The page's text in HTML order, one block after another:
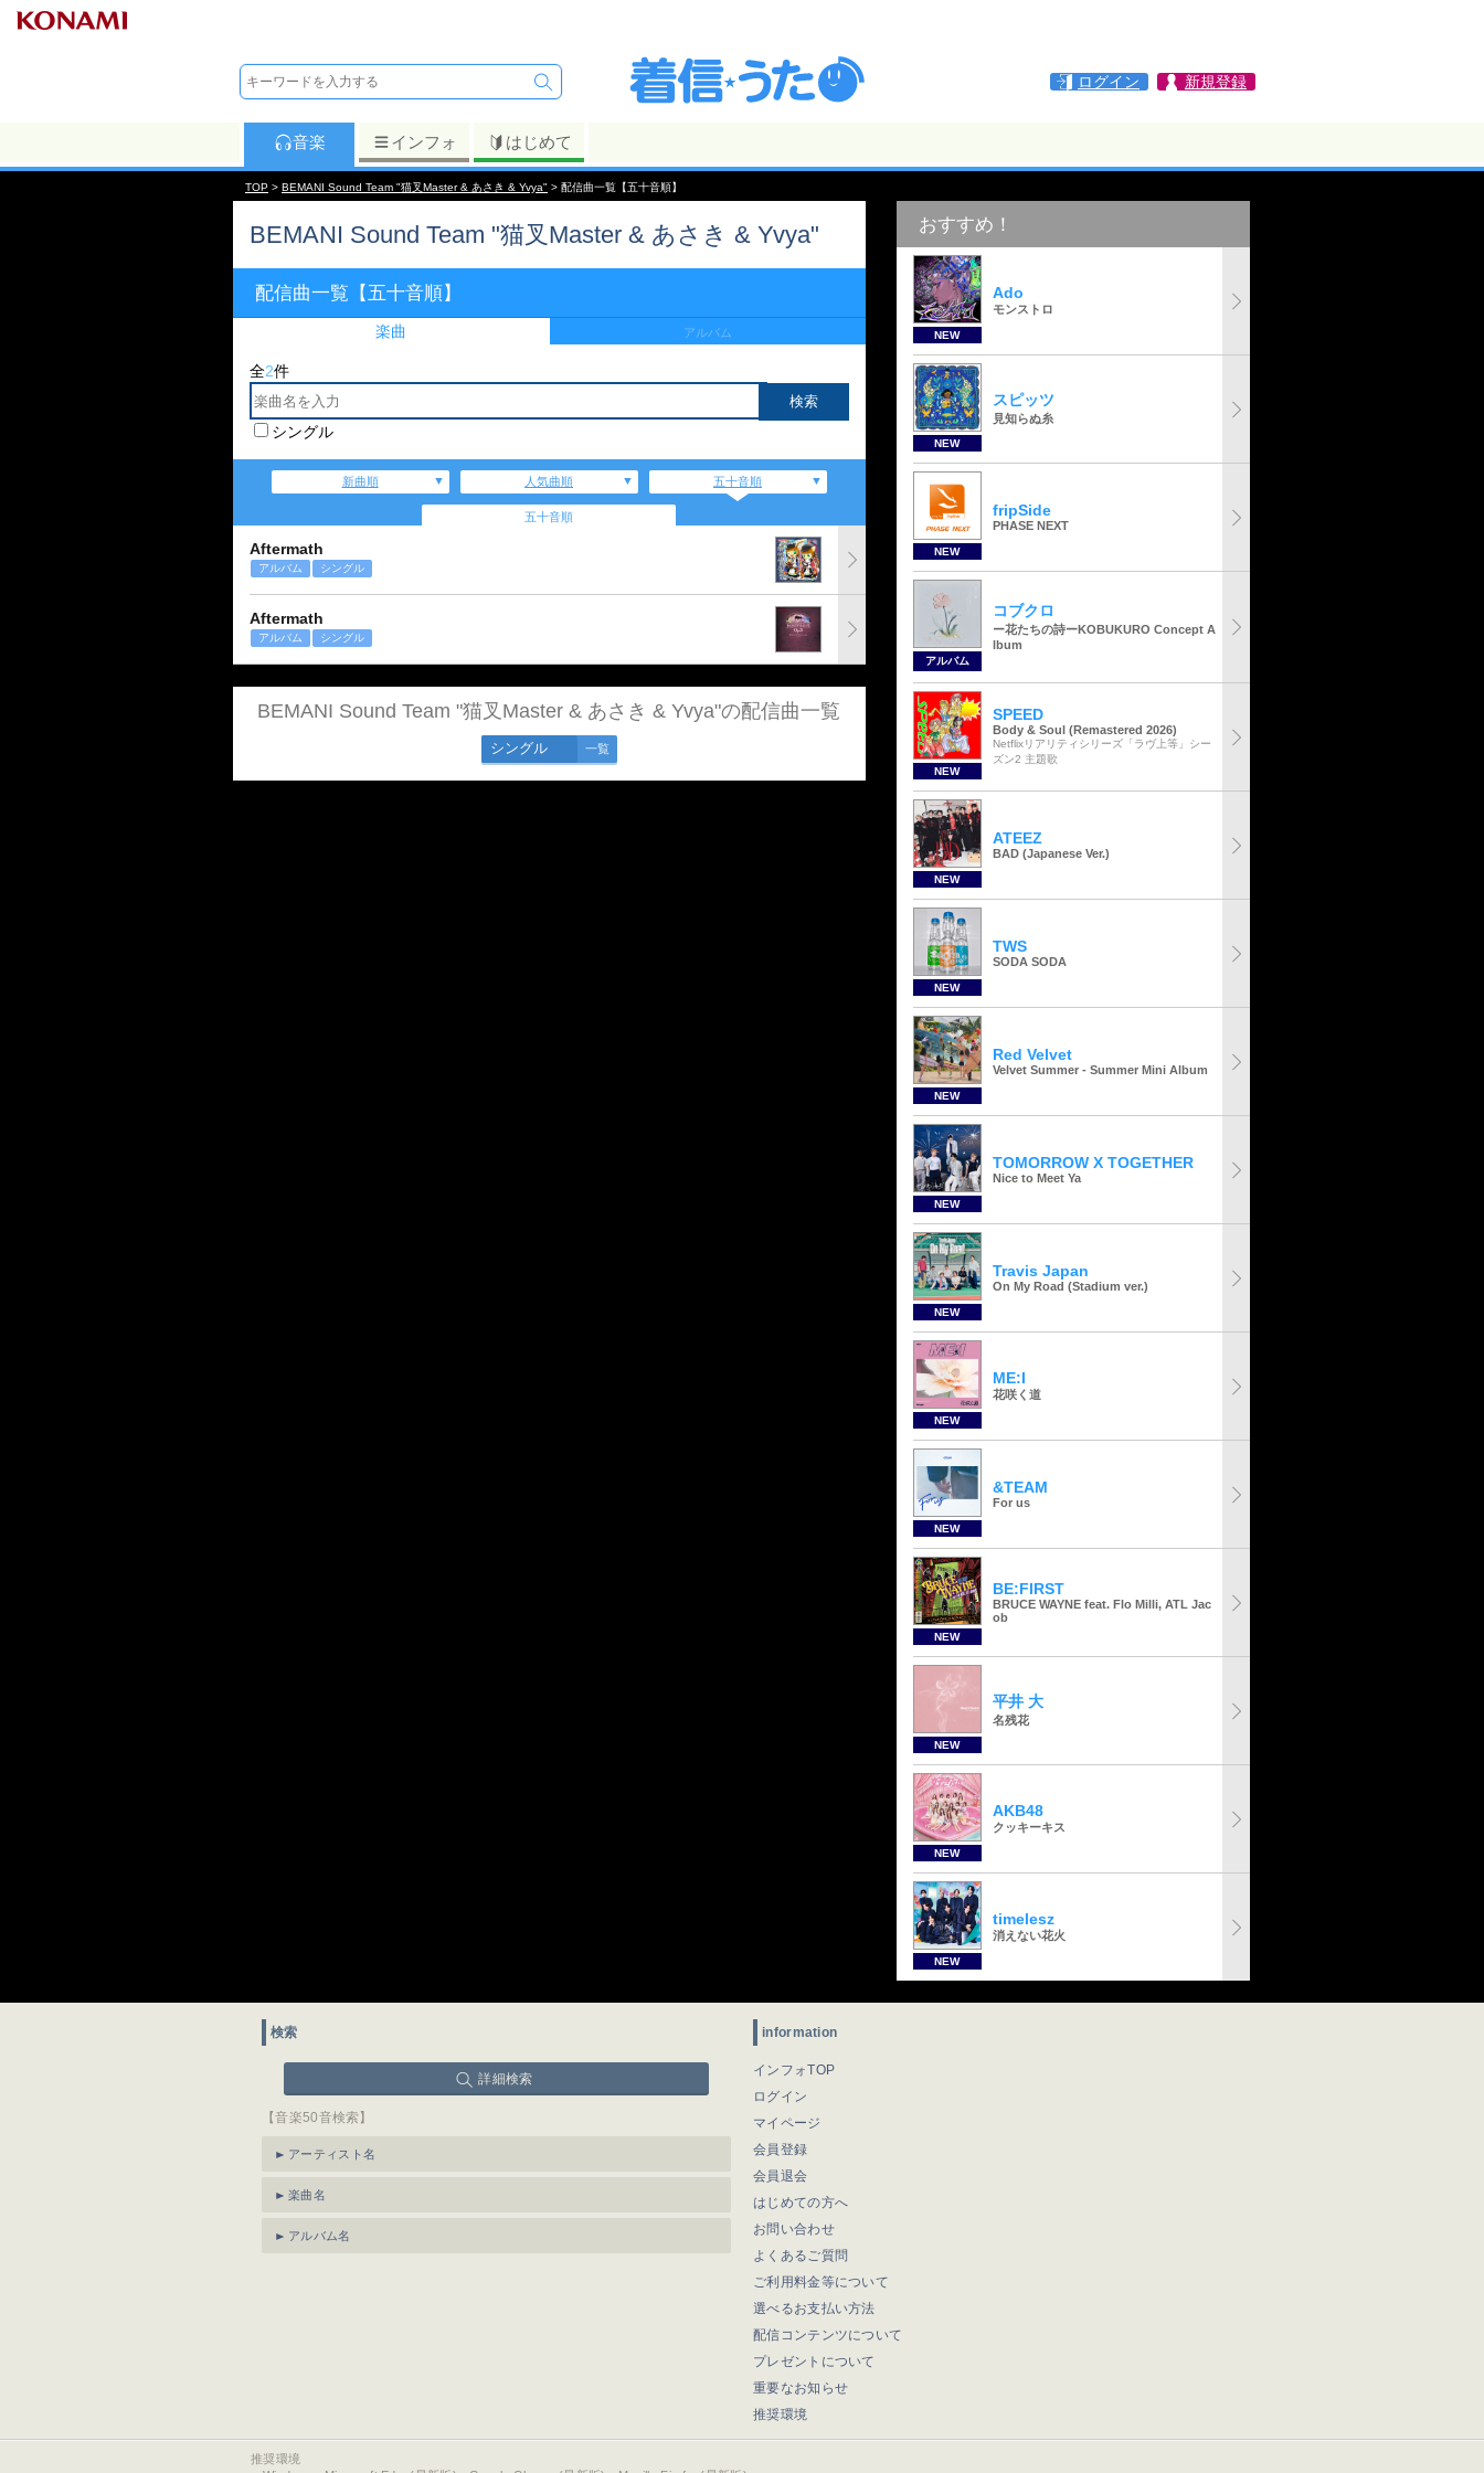
ログイン 新規登録
音楽 インフォ はじめて
TOP > BEMANI Sound Team "猫叉Master & あさき & Yvya" > 配信曲一覧【五十音順】
BEMANI Sound Team "猫叉Master & あさき & Yvya"
配信曲一覧【五十音順】
楽曲 アルバム
全2件
シングル
新曲順 人気曲順 五十音順
五十音順
Aftermath
アルバム シングル
Aftermath
アルバム シングル
BEMANI Sound Team "猫叉Master & あさき & Yvya"の配信曲一覧
シングル 一覧
おすすめ！
NEW
Ado
モンストロ
NEW
スピッツ
見知らぬ糸
NEW
fripSide
PHASE NEXT
アルバム
コブクロ
ー花たちの詩ーKOBUKURO Concept A
lbum
NEW
SPEED
Body & Soul (Remastered 2026)
Netflixリアリティシリーズ「ラヴ上等」シー
ズン2 主題歌
NEW
ATEEZ
BAD (Japanese Ver.)
NEW
TWS
SODA SODA
NEW
Red Velvet
Velvet Summer - Summer Mini Album
NEW
TOMORROW X TOGETHER
Nice to Meet Ya
NEW
Travis Japan
On My Road (Stadium ver.)
NEW
ME:I
花咲く道
NEW
&TEAM
For us
NEW
BE:FIRST
BRUCE WAYNE feat. Flo Milli, ATL Jac
ob
NEW
平井 大
名残花
NEW
AKB48
クッキーキス
NEW
timelesz
消えない花火
検索
詳細検索
【音楽50音検索】
アーティスト名
楽曲名
アルバム名
information
インフォTOP
ログイン
マイページ
会員登録
会員退会
はじめての方へ
お問い合わせ
よくあるご質問
ご利用料金等について
選べるお支払い方法
配信コンテンツについて
プレゼントについて
重要なお知らせ
推奨環境
推奨環境